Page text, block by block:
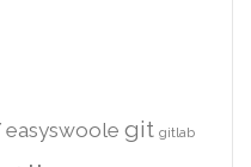
easyswoole git gitlab